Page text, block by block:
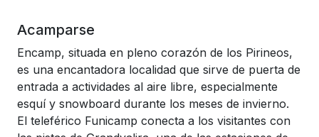
Acamparse
Encamp, situada en pleno corazón de los Pirineos,
es una encantadora localidad que sirve de puerta de
entrada a actividades al aire libre, especialmente
esquí y snowboard durante los meses de invierno.
El teleférico Funicamp conecta a los visitantes con